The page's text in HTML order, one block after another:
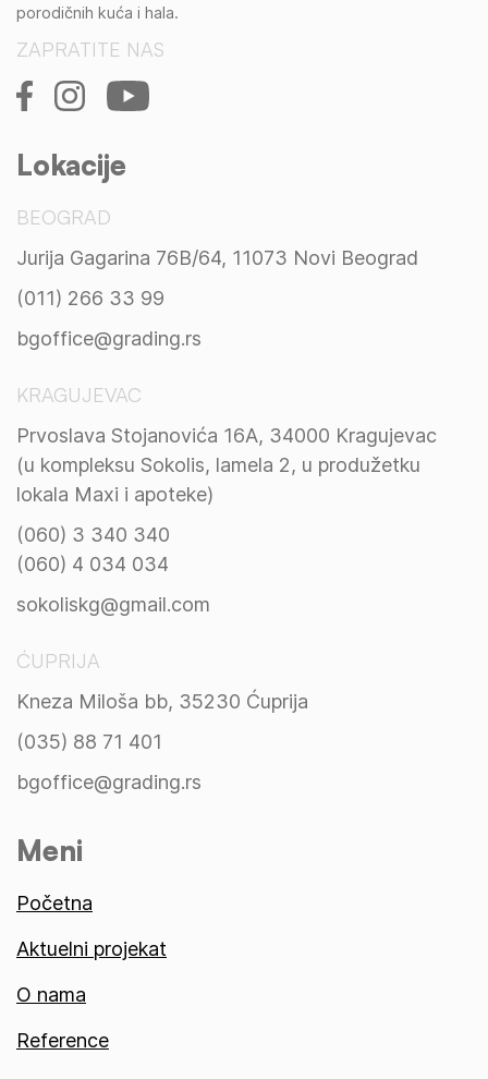
porodičnih kuća i hala.
ZAPRATITE NAS
Lokacije
BEOGRAD
Jurija Gagarina 76B/64, 11073 Novi Beograd
(011) 266 33 99
bgoffice@grading.rs
KRAGUJEVAC
Prvoslava Stojanovića 16A, 34000 Kragujevac
(u kompleksu Sokolis, lamela 2, u produžetku
lokala Maxi i apoteke)
(060) 3 340 340
(060) 4 034 034
sokoliskg@gmail.com
ĆUPRIJA
Kneza Miloša bb, 35230 Ćuprija
(035) 88 71 401
bgoffice@grading.rs
Meni
Početna
Aktuelni projekat
O nama
Reference